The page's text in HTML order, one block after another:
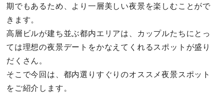
グルメ
趣味・旅行
不倫・だめ男
期でもあるため、より一層美しい夜景を楽しむことがで
きます。
高層ビルが建ち並ぶ都内エリアは、カップルたちにとっ
ては理想の夜景デートをかなえてくれるスポットが盛り
だくさん。
そこで今回は、都内選りすぐりのオススメ夜景スポット
をご紹介します。